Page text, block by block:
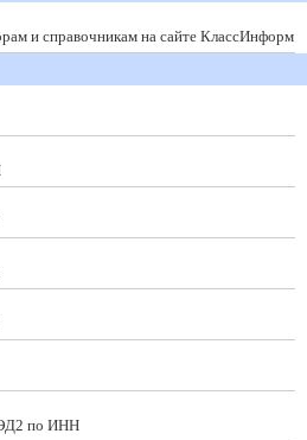
и справочникам на сайте КлассИнформ
по ИНН